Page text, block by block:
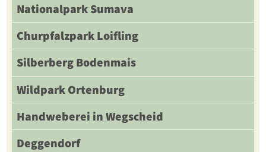
Nationalpark Sumava
Churpfalzpark Loifling
Silberberg Bodenmais
Wildpark Ortenburg
Handweberei in Wegscheid
Deggendorf